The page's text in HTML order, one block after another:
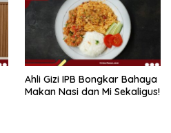
Ahli Gizi IPB Bongkar Bahaya
Makan Nasi dan Mi Sekaligus!